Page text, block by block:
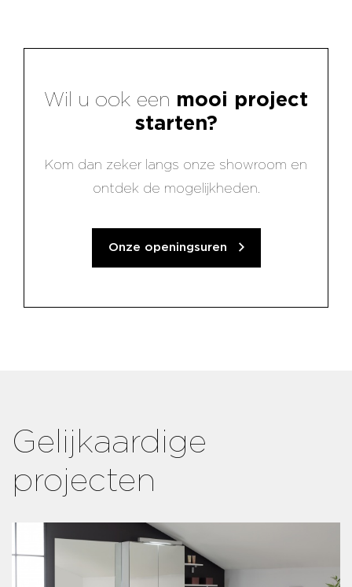
Wil u ook een mooi project
starten?
Kom dan zeker langs onze showroom en
ontdek de mogelijkheden.
Onze openingsuren
Gelijkaardige
projecten